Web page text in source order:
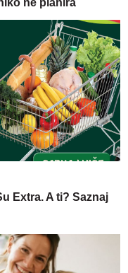
ne planira
Extra. A ti? Saznaj